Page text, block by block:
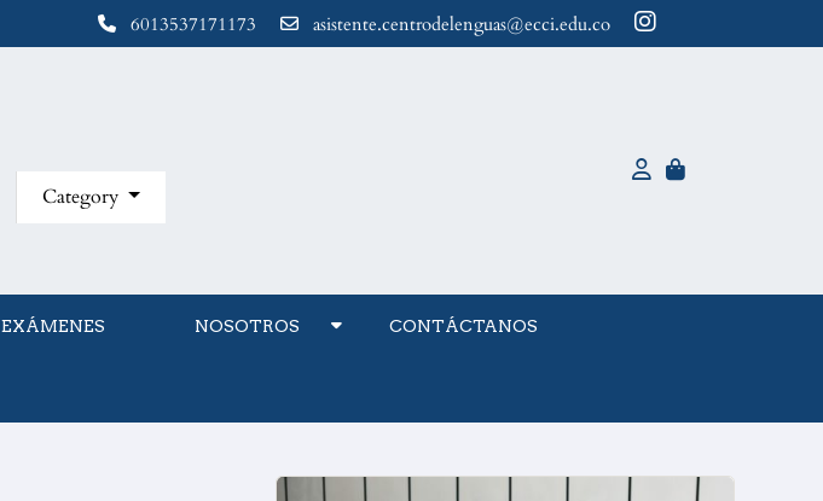
6013537171173 asistente.centrodelenguas@ecci.edu.co
Category
EXÁMENES NOSOTROS CONTÁCTANOS